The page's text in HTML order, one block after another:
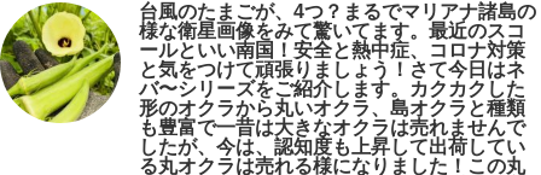
台風のたまごが、4つ？まるでマリアナ諸島の
様な衛星画像をみて驚いてます。最近のスコ
ールといい南国！安全と熱中症、コロナ対策
と気をつけて頑張りましょう！さて今日はネ
バ〜シリーズをご紹介します。カクカクした
形のオクラから丸いオクラ、島オクラと種類
も豊富で一昔は大きなオクラは売れませんで
したが、今は、認知度も上昇して出荷してい
る丸オクラは売れる様になりました！この丸